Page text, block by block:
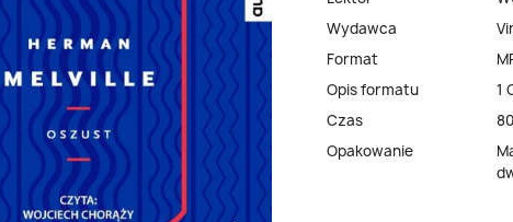
Wydawca
Format
Opis formatu
1
Czas
Opakowanie